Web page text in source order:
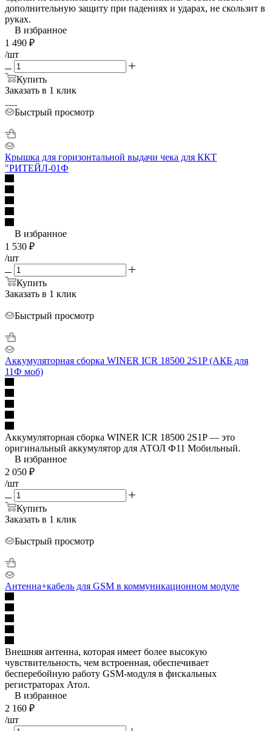
дополнительную защиту при падениях и ударах, не скользит в
руках.
В избранное
1 490 ₽
/шт
Купить
Заказать в 1 клик
Быстрый просмотр
Крышка для горизонтальной выдачи чека для ККТ
"РИТЕЙЛ-01Ф
В избранное
1 530 ₽
/шт
Купить
Заказать в 1 клик
Быстрый просмотр
Аккумуляторная сборка WINER ICR 18500 2S1P (АКБ для
11Ф моб)
Аккумуляторная сборка WINER ICR 18500 2S1P — это
оригинальный аккумулятор для АТОЛ Ф11 Мобильный.
В избранное
2 050 ₽
/шт
Купить
Заказать в 1 клик
Быстрый просмотр
Антенна+кабель для GSM в коммуникационном модуле
Внешняя антенна, которая имеет более высокую
чувствительность, чем встроенная, обеспечивает
бесперебойную работу GSM-модуля в фискальных
регистраторах Атол.
В избранное
2 160 ₽
/шт